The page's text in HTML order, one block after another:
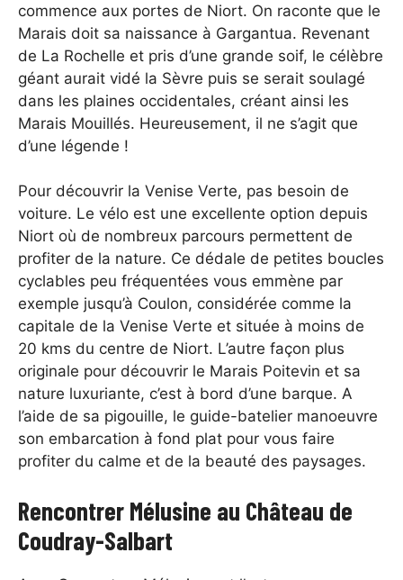
commence aux portes de Niort. On raconte que le
Marais doit sa naissance à Gargantua. Revenant
de La Rochelle et pris d’une grande soif, le célèbre
géant aurait vidé la Sèvre puis se serait soulagé
dans les plaines occidentales, créant ainsi les
Marais Mouillés. Heureusement, il ne s’agit que
d’une légende !
Pour découvrir la Venise Verte, pas besoin de
voiture. Le vélo est une excellente option depuis
Niort où de nombreux parcours permettent de
profiter de la nature. Ce dédale de petites boucles
cyclables peu fréquentées vous emmène par
exemple jusqu’à Coulon, considérée comme la
capitale de la Venise Verte et située à moins de
20 kms du centre de Niort. L’autre façon plus
originale pour découvrir le Marais Poitevin et sa
nature luxuriante, c’est à bord d’une barque. A
l’aide de sa pigouille, le guide-batelier manoeuvre
son embarcation à fond plat pour vous faire
profiter du calme et de la beauté des paysages.
Rencontrer Mélusine au Château de
Coudray-Salbart